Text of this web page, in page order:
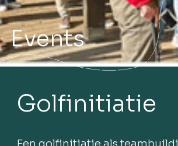
Events
Golfinitiatie